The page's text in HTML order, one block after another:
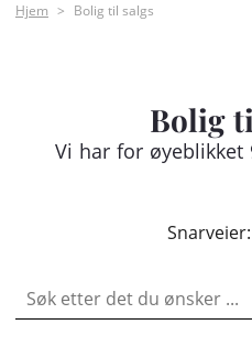
Hjem > Bolig til salgs
Bolig
Vi har for øyeblikket
Snarveier: